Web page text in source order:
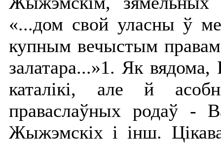
«...дом свой уласны ў
купным вечыстым
залатара...»1. Як
каталікі, але й
праваслаўных родаў -
Жыжэмскіх і інш.